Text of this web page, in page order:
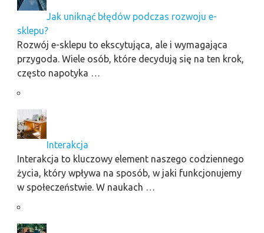
Jak uniknąć błędów podczas rozwoju e-
sklepu?
Rozwój e-sklepu to ekscytująca, ale i wymagająca
przygoda. Wiele osób, które decydują się na ten krok,
często napotyka …
Interakcja
Interakcja to kluczowy element naszego codziennego
życia, który wpływa na sposób, w jaki funkcjonujemy
w społeczeństwie. W naukach …